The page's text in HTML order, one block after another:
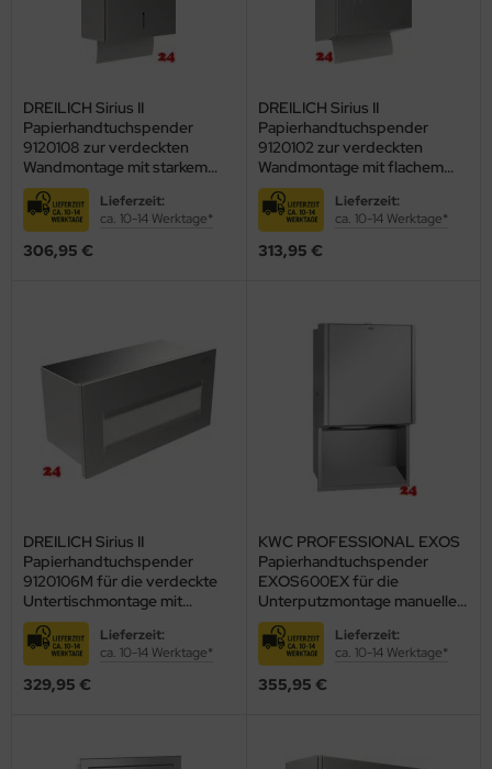
DREILICH Sirius II
Papierhandtuchspender
9120108 zur verdeckten
Wandmontage mit starkem
Magnetschloss
(2002040009)Lieferzeit:
ca. 10-14 Werktage*
306,95 €
DREILICH Sirius II
Papierhandtuchspender
9120102 zur verdeckten
Wandmontage mit flachem
Zylinderschloss
(2002040002)Lieferzeit:
ca. 10-14 Werktage*
313,95 €
DREILICH Sirius II
Papierhandtuchspender
9120106M für die verdeckte
Untertischmontage mit
Magnetschloss
(2002040018)Lieferzeit:
ca. 10-14 Werktage*
329,95 €
KWC PROFESSIONAL EXOS
Papierhandtuchspender
EXOS600EX für die
Unterputzmontage manueller
Betrieb (3600008902)
Lieferzeit:
ca. 10-14 Werktage*
355,95 €